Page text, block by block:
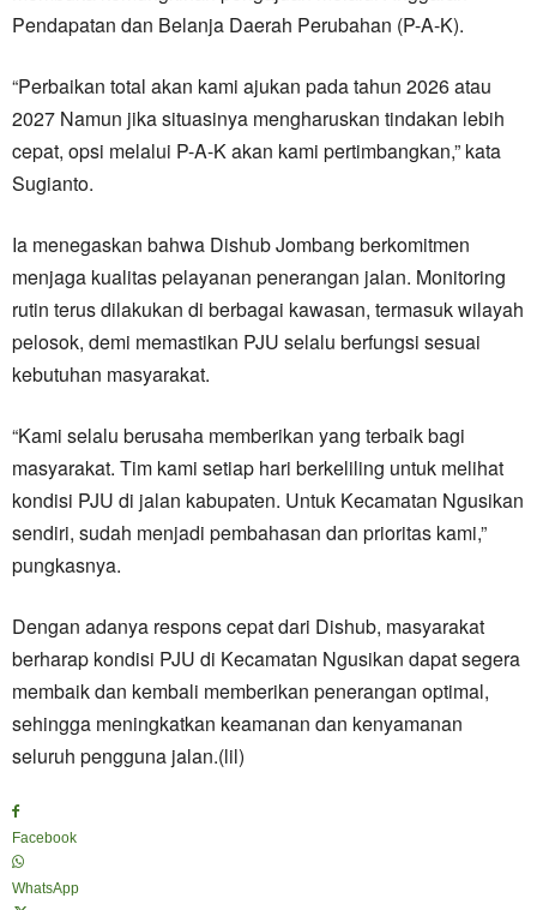
Pendapatan dan Belanja Daerah Perubahan (P-A-K).
“Perbaikan total akan kami ajukan pada tahun 2026 atau
2027 Namun jika situasinya mengharuskan tindakan lebih
cepat, opsi melalui P-A-K akan kami pertimbangkan,” kata
Sugianto.
Ia menegaskan bahwa Dishub Jombang berkomitmen
menjaga kualitas pelayanan penerangan jalan. Monitoring
rutin terus dilakukan di berbagai kawasan, termasuk wilayah
pelosok, demi memastikan PJU selalu berfungsi sesuai
kebutuhan masyarakat.
“Kami selalu berusaha memberikan yang terbaik bagi
masyarakat. Tim kami setiap hari berkeliling untuk melihat
kondisi PJU di jalan kabupaten. Untuk Kecamatan Ngusikan
sendiri, sudah menjadi pembahasan dan prioritas kami,”
pungkasnya.
Dengan adanya respons cepat dari Dishub, masyarakat
berharap kondisi PJU di Kecamatan Ngusikan dapat segera
membaik dan kembali memberikan penerangan optimal,
sehingga meningkatkan keamanan dan kenyamanan
seluruh pengguna jalan.(lil)
Facebook
WhatsApp